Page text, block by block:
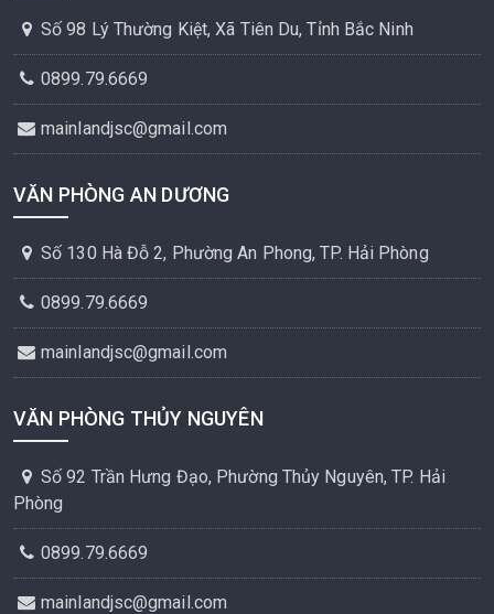
Số 98 Lý Thường Kiệt, Xã Tiên Du, Tỉnh Bắc Ninh
0899.79.6669
mainlandjsc@gmail.com
VĂN PHÒNG AN DƯƠNG
Số 130 Hà Đỗ 2, Phường An Phong, TP. Hải Phòng
0899.79.6669
mainlandjsc@gmail.com
VĂN PHÒNG THỦY NGUYÊN
Số 92 Trần Hưng Đạo, Phường Thủy Nguyên, TP. Hải
Phòng
0899.79.6669
mainlandjsc@gmail.com